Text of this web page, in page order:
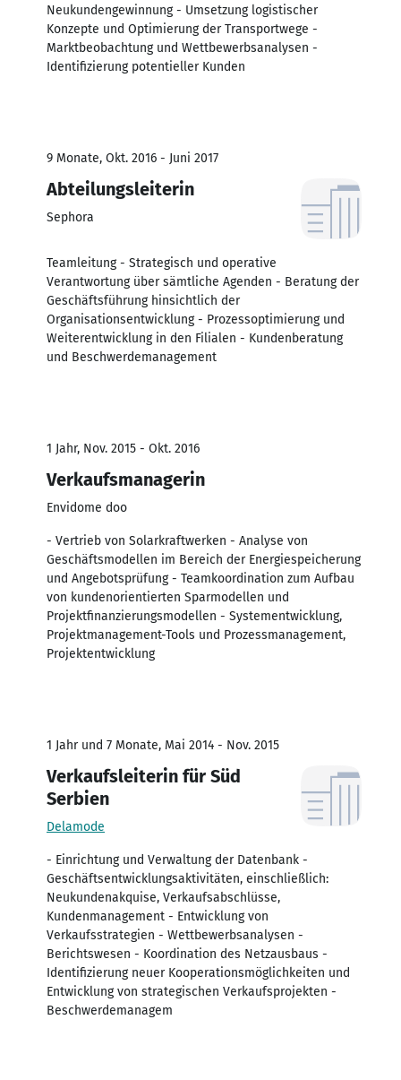
Neukundengewinnung - Umsetzung logistischer
Konzepte und Optimierung der Transportwege -
Marktbeobachtung und Wettbewerbsanalysen -
Identifizierung potentieller Kunden
9 Monate, Okt. 2016 - Juni 2017
Abteilungsleiterin
Sephora
Teamleitung - Strategisch und operative
Verantwortung über sämtliche Agenden - Beratung der
Geschäftsführung hinsichtlich der
Organisationsentwicklung - Prozessoptimierung und
Weiterentwicklung in den Filialen - Kundenberatung
und Beschwerdemanagement
1 Jahr, Nov. 2015 - Okt. 2016
Verkaufsmanagerin
Envidome doo
- Vertrieb von Solarkraftwerken - Analyse von
Geschäftsmodellen im Bereich der Energiespeicherung
und Angebotsprüfung - Teamkoordination zum Aufbau
von kundenorientierten Sparmodellen und
Projektfinanzierungsmodellen - Systementwicklung,
Projektmanagement-Tools und Prozessmanagement,
Projektentwicklung
1 Jahr und 7 Monate, Mai 2014 - Nov. 2015
Verkaufsleiterin für Süd
Serbien
Delamode
- Einrichtung und Verwaltung der Datenbank -
Geschäftsentwicklungsaktivitäten, einschließlich:
Neukundenakquise, Verkaufsabschlüsse,
Kundenmanagement - Entwicklung von
Verkaufsstrategien - Wettbewerbsanalysen -
Berichtswesen - Koordination des Netzausbaus -
Identifizierung neuer Kooperationsmöglichkeiten und
Entwicklung von strategischen Verkaufsprojekten -
Beschwerdemanagem